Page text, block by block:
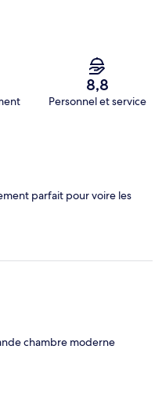
8,8
Personnel et service
parfait pour voire les
chambre moderne